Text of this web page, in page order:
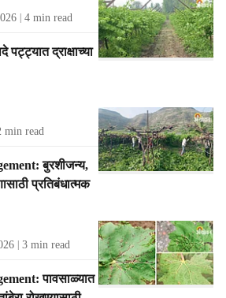
4 min read
द्राक्षाच्या
min read
बुरशीजन्य,
प्रतिबंधात्मक
3 min read
पावसाळ्यात